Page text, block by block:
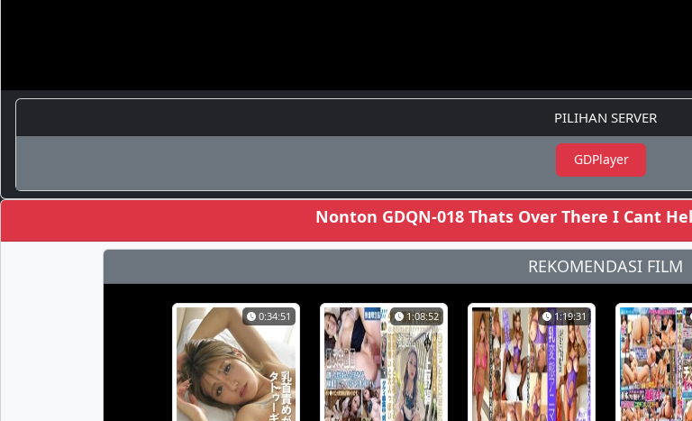
PILIHAN SERVER
GDPlayer
Nonton GDQN-018 Thats Over There I Cant
REKOMENDASI FILM
0:34:51 1:08:52 1:19:31